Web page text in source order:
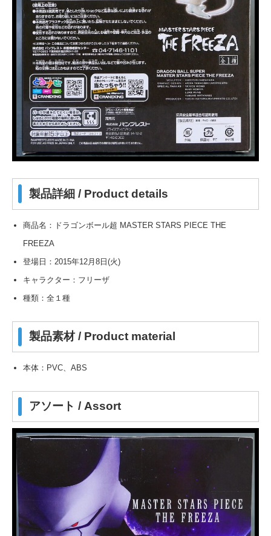
製品詳細 / Product details
商品名：ドラゴンボール超 MASTER STARS PIECE THE
FREEZA
登場日：2015年12月8日(火)
キャラクター：フリーザ
種類：全１種
製品素材 / Product material
本体：PVC、ABS
アソート / Assort